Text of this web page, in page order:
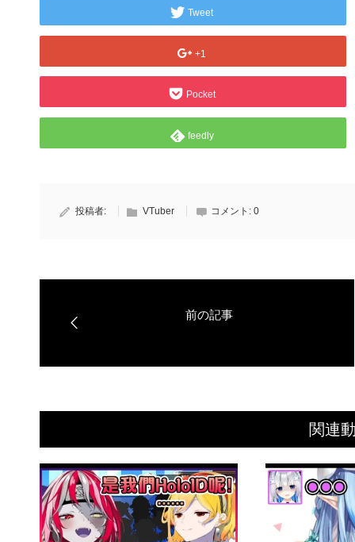
Tweet
+1
Pocket
feedly
投稿者: VTuber コメント: 0
関連